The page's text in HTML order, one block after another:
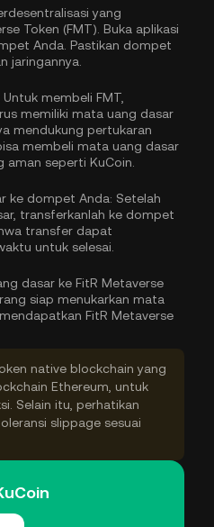
yang
Token (FMT). Buka aplikasi
Anda. Pastikan dompet
jaringannya.
Untuk membeli FMT,
memiliki mata uang dasar
mendukung pertukaran
membeli mata uang dasar
seperti KuCoin.
ke dompet Anda: Setelah
transferkanlah ke dompet
transfer dapat
untuk selesai.
dasar ke FitR Metaverse
siap menukarkan mata
FitR Metaverse
native blockchain yang
Ethereum, untuk
Selain itu, perhatikan
slippage sesuai